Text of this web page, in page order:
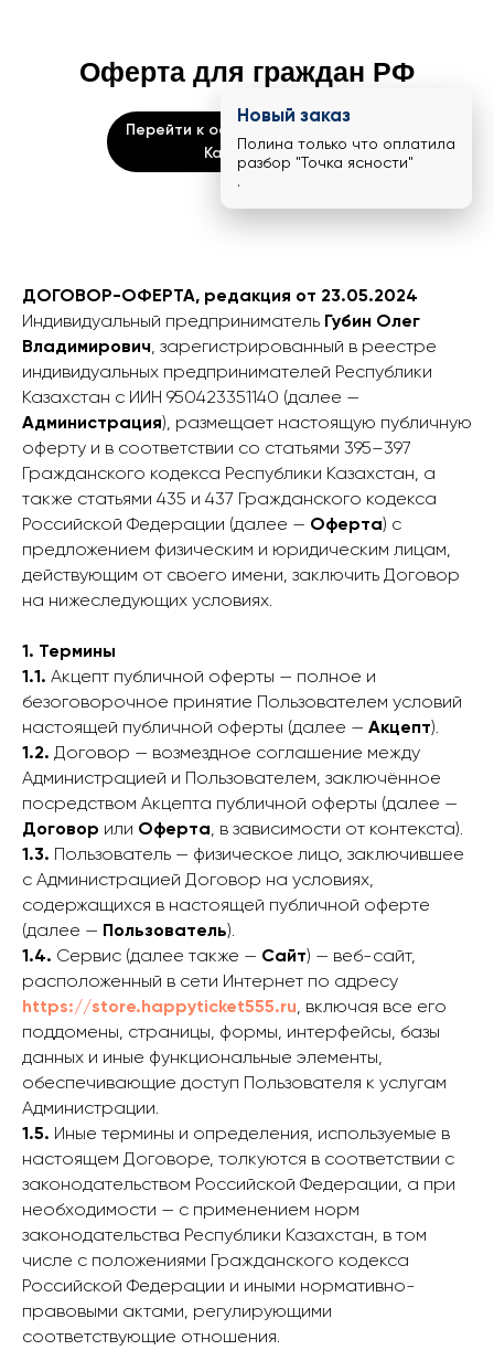
Оферта для граждан РФ
Перейти к оферте для граждан
Казахстана
ДОГОВОР-ОФЕРТА, редакция от 23.05.2024
Индивидуальный предприниматель Губин Олег
Владимирович, зарегистрированный в реестре
индивидуальных предпринимателей Республики
Казахстан с ИИН 950423351140 (далее —
Администрация), размещает настоящую публичную
оферту и в соответствии со статьями 395–397
Гражданского кодекса Республики Казахстан, а
также статьями 435 и 437 Гражданского кодекса
Российской Федерации (далее — Оферта) с
предложением физическим и юридическим лицам,
действующим от своего имени, заключить Договор
на нижеследующих условиях.
1. Термины
1.1. Акцепт публичной оферты — полное и
безоговорочное принятие Пользователем условий
настоящей публичной оферты (далее — Акцепт).
1.2. Договор — возмездное соглашение между
Администрацией и Пользователем, заключённое
посредством Акцепта публичной оферты (далее —
Договор или Оферта, в зависимости от контекста).
1.3. Пользователь — физическое лицо, заключившее
с Администрацией Договор на условиях,
содержащихся в настоящей публичной оферте
(далее — Пользователь).
1.4. Сервис (далее также — Сайт) — веб-сайт,
расположенный в сети Интернет по адресу
https://store.happyticket555.ru, включая все его
поддомены, страницы, формы, интерфейсы, базы
данных и иные функциональные элементы,
обеспечивающие доступ Пользователя к услугам
Администрации.
1.5. Иные термины и определения, используемые в
настоящем Договоре, толкуются в соответствии с
законодательством Российской Федерации, а при
необходимости — с применением норм
законодательства Республики Казахстан, в том
числе с положениями Гражданского кодекса
Российской Федерации и иными нормативно-
правовыми актами, регулирующими
соответствующие отношения.
Новый заказ
Полина только что оплатила
разбор "Точка ясности"
.